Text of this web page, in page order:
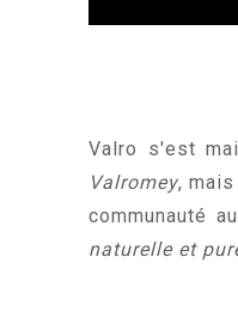
Valro s'est
Valromey,
communauté
naturelle et